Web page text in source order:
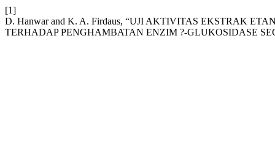
[1]
D. Hanwar and K. A. Firdaus, “UJI AKTIVITAS EKSTRAK
TERHADAP PENGHAMBATAN ENZIM ?-GLUKOSIDASE